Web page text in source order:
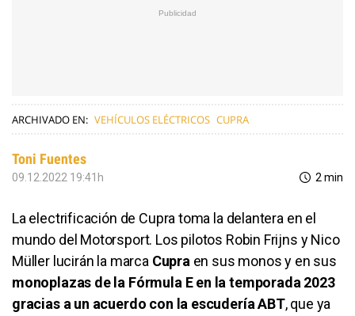
ARCHIVADO EN: VEHÍCULOS ELÉCTRICOS CUPRA
Toni Fuentes
09.12.2022 19:41h 2 min
La electrificación de Cupra toma la delantera en el
mundo del Motorsport. Los pilotos Robin Frijns y Nico
Müller lucirán la marca Cupra en sus monos y en sus
monoplazas de la Fórmula E en la temporada 2023
gracias a un acuerdo con la escudería ABT, que ya